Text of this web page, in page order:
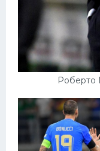
Роберто